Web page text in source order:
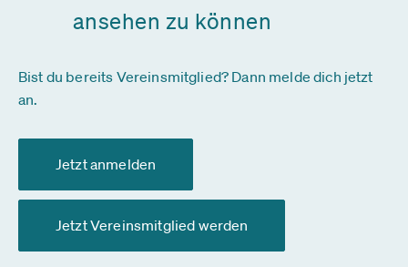
ansehen zu können
Bist du bereits Vereinsmitglied? Dann melde dich jetzt
an.
Jetzt anmelden
Jetzt Vereinsmitglied werden